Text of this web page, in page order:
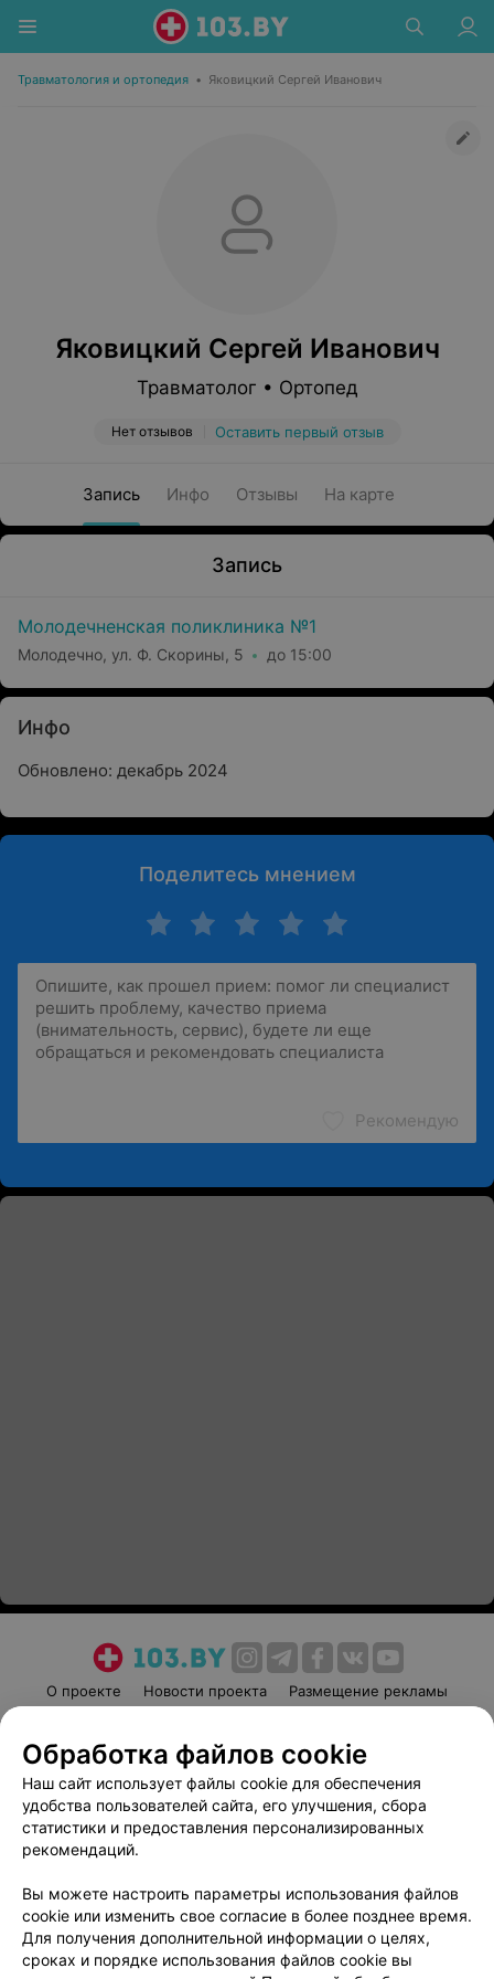
Травматология и ортопедия • Яковицкий Сергей Иванович
Яковицкий Сергей Иванович
Травматолог • Ортопед
Нет отзывов Оставить первый отзыв
Запись Инфо Отзывы На карте
Запись
Молодечненская поликлиника №1
Молодечно, ул. Ф. Скорины, 5 до 15:00
Инфо
Обновлено: декабрь 2024
Поделитесь мнением
Рекомендую
О проекте Новости проекта
Размещение рекламы
Пользовательское соглашение
Способы оплаты
Вакансии
Партнеры
Написать руководителю 103.by
Обработка персональных данных
Обработка файлов cookie
Наш сайт использует файлы cookie для обеспечения
удобства пользователей сайта, его улучшения, сбора
статистики и предоставления персонализированных
рекомендаций.
Вы можете настроить параметры использования файлов
cookie или изменить свое согласие в более позднее время.
Для получения дополнительной информации о целях,
сроках и порядке использования файлов cookie вы